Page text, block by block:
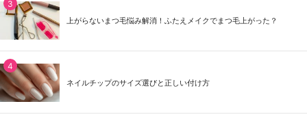
上がらないまつ毛悩み解消！ふたえメイクでまつ毛上がった？
ネイルチップのサイズ選びと正しい付け方